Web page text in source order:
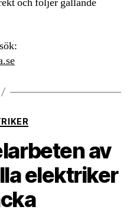
Kategorier
av
elektriker